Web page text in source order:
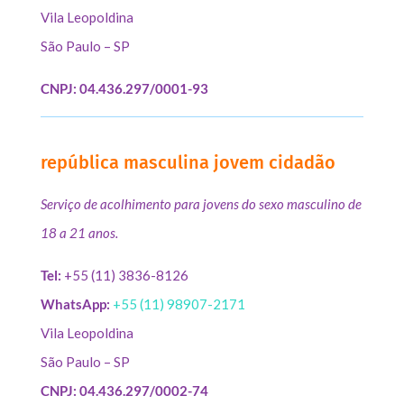
Vila Leopoldina
São Paulo – SP
CNPJ: 04.436.297/0001-93
república masculina jovem cidadão
Serviço de acolhimento para jovens do sexo masculino de
18 a 21 anos.
Tel: +55 (11) 3836-8126
WhatsApp: +55 (11) 98907-2171
Vila Leopoldina
São Paulo – SP
CNPJ: 04.436.297/0002-74